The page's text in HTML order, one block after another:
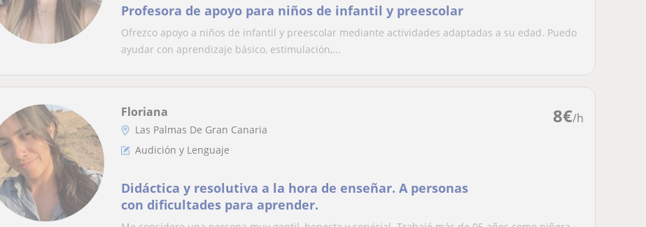
Profesora de apoyo para niños de infantil y preescolar
Ofrezco apoyo a niños de infantil y preescolar mediante actividades adaptadas a su edad. Puedo
ayudar con aprendizaje básico, estimulación,...
8€/h
Floriana
Las Palmas De Gran Canaria
Audición y Lenguaje
Didáctica y resolutiva a la hora de enseñar. A personas
con dificultades para aprender.